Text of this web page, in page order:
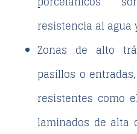
resistencia al agua
Zonas de alto
pasillos o
resistentes como
laminados de alta